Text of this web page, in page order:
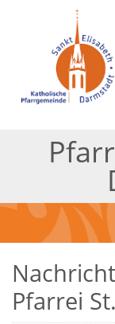
Pfarrei